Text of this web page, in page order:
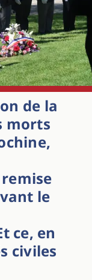
de la
morts
le
ce, en
civiles